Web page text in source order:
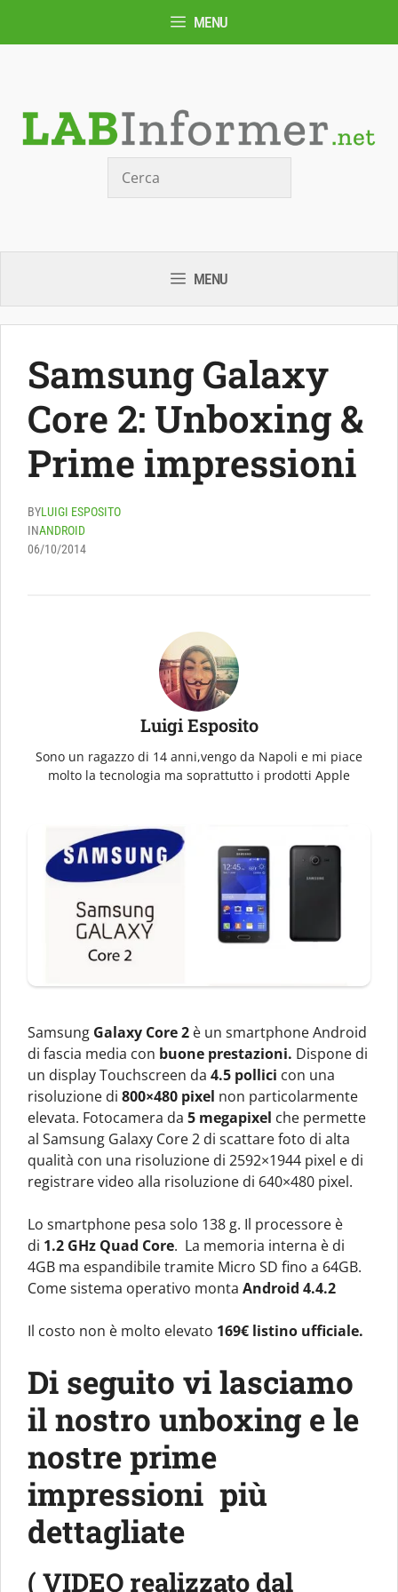
MENU
MENU
Samsung Galaxy
Core 2: Unboxing &
Prime impressioni
BYLUIGI ESPOSITO
INANDROID
06/10/2014
Luigi Esposito
Sono un ragazzo di 14 anni,vengo da Napoli e mi piace
molto la tecnologia ma soprattutto i prodotti Apple
Samsung Galaxy Core 2 è un smartphone Android
di fascia media con buone prestazioni. Dispone di
un display Touchscreen da 4.5 pollici con una
risoluzione di 800×480 pixel non particolarmente
elevata. Fotocamera da 5 megapixel che permette
al Samsung Galaxy Core 2 di scattare foto di alta
qualità con una risoluzione di 2592×1944 pixel e di
registrare video alla risoluzione di 640×480 pixel.
Lo smartphone pesa solo 138 g. Il processore è
di 1.2 GHz Quad Core. La memoria interna è di
4GB ma espandibile tramite Micro SD fino a 64GB.
Come sistema operativo monta Android 4.4.2
Il costo non è molto elevato 169€ listino ufficiale.
Di seguito vi lasciamo
il nostro unboxing e le
nostre prime
impressioni più
dettagliate
( VIDEO realizzato dal